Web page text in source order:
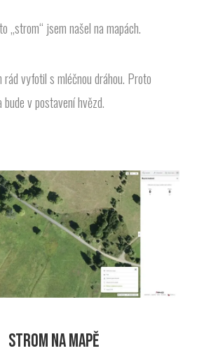
„strom“ jsem našel na mapách.
vyfotil s mléčnou dráhou. Proto
v postavení hvězd.
STROM NA MAPĚ